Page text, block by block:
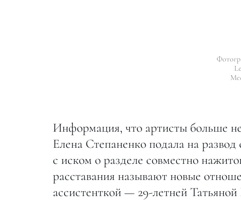
Информация, что артисты больше не
Елена Степаненко подала на
с иском о разделе совместно
расставания называют новые
ассистенткой — 29-летней